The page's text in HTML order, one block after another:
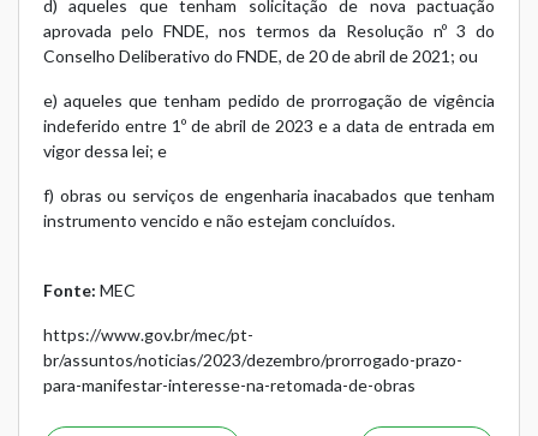
d) aqueles que tenham solicitação de nova pactuação
aprovada pelo FNDE, nos termos da Resolução nº 3 do
Conselho Deliberativo do FNDE, de 20 de abril de 2021; ou
e) aqueles que tenham pedido de prorrogação de vigência
indeferido entre 1º de abril de 2023 e a data de entrada em
vigor dessa lei; e
f) obras ou serviços de engenharia inacabados que tenham
instrumento vencido e não estejam concluídos.
Fonte: MEC
https://www.gov.br/mec/pt-
br/assuntos/noticias/2023/dezembro/prorrogado-prazo-
para-manifestar-interesse-na-retomada-de-obras